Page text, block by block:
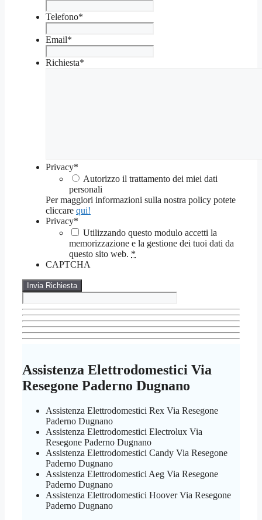
Telefono*
Email*
Richiesta*
Privacy*
Autorizzo il trattamento dei miei dati
personali
Per maggiori informazioni sulla nostra policy potete
cliccare qui!
Privacy*
Utilizzando questo modulo accetti la
memorizzazione e la gestione dei tuoi dati da
questo sito web. *
CAPTCHA
Assistenza Elettrodomestici Via
Resegone Paderno Dugnano
Assistenza Elettrodomestici Rex Via Resegone
Paderno Dugnano
Assistenza Elettrodomestici Electrolux Via
Resegone Paderno Dugnano
Assistenza Elettrodomestici Candy Via Resegone
Paderno Dugnano
Assistenza Elettrodomestici Aeg Via Resegone
Paderno Dugnano
Assistenza Elettrodomestici Hoover Via Resegone
Paderno Dugnano